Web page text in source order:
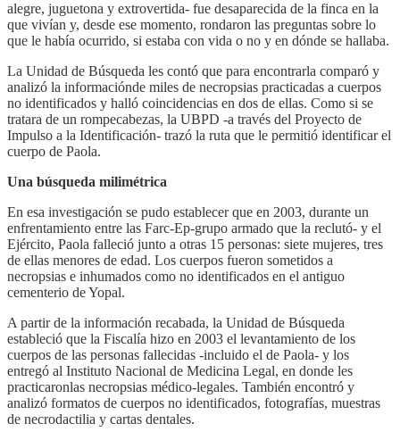
alegre, juguetona y extrovertida- fue desaparecida de la finca en la
que vivían y, desde ese momento, rondaron las preguntas sobre lo
que le había ocurrido, si estaba con vida o no y en dónde se hallaba.
La Unidad de Búsqueda les contó que para encontrarla comparó y
analizó la informaciónde miles de necropsias practicadas a cuerpos
no identificados y halló coincidencias en dos de ellas. Como si se
tratara de un rompecabezas, la UBPD -a través del Proyecto de
Impulso a la Identificación- trazó la ruta que le permitió identificar el
cuerpo de Paola.
Una búsqueda milimétrica
En esa investigación se pudo establecer que en 2003, durante un
enfrentamiento entre las Farc-Ep-grupo armado que la reclutó- y el
Ejército, Paola falleció junto a otras 15 personas: siete mujeres, tres
de ellas menores de edad. Los cuerpos fueron sometidos a
necropsias e inhumados como no identificados en el antiguo
cementerio de Yopal.
A partir de la información recabada, la Unidad de Búsqueda
estableció que la Fiscalía hizo en 2003 el levantamiento de los
cuerpos de las personas fallecidas -incluido el de Paola- y los
entregó al Instituto Nacional de Medicina Legal, en donde les
practicaronlas necropsias médico-legales. También encontró y
analizó formatos de cuerpos no identificados, fotografías, muestras
de necrodactilia y cartas dentales.